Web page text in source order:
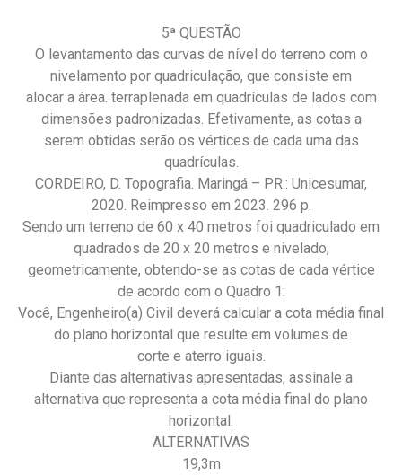
5ª QUESTÃO
O levantamento das curvas de nível do terreno com o
nivelamento por quadriculação, que consiste em
alocar a área. terraplenada em quadrículas de lados com
dimensões padronizadas. Efetivamente, as cotas a
serem obtidas serão os vértices de cada uma das
quadrículas.
CORDEIRO, D. Topografia. Maringá – PR.: Unicesumar,
2020. Reimpresso em 2023. 296 p.
Sendo um terreno de 60 x 40 metros foi quadriculado em
quadrados de 20 x 20 metros e nivelado,
geometricamente, obtendo-se as cotas de cada vértice
de acordo com o Quadro 1:
Você, Engenheiro(a) Civil deverá calcular a cota média final
do plano horizontal que resulte em volumes de
corte e aterro iguais.
Diante das alternativas apresentadas, assinale a
alternativa que representa a cota média final do plano
horizontal.
ALTERNATIVAS
19,3m